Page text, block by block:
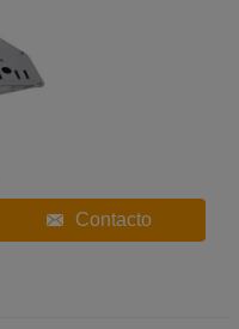
Contacto